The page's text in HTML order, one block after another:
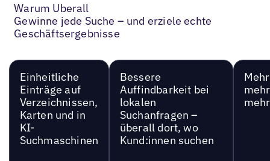
Warum Uberall
Gewinne jede Suche – und erziele echte
Geschäftsergebnisse
Einheitliche
Einträge auf
Verzeichnissen,
Karten und in
KI-
Suchmaschinen
Bessere
Auffindbarkeit bei
lokalen
Suchanfragen –
überall dort, wo
Kund:innen suchen